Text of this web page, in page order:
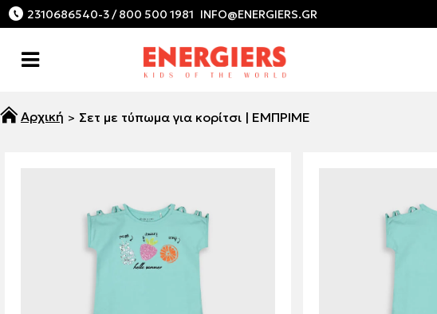
2310686540-3 / 800 500 1981
Σετ με τύπωμα για κορίτσι | ΕΜΠΡΙΜΕ